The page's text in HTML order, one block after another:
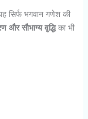
सिर्फ भगवान गणेश की
और सौभाग्य वृद्धिका भी